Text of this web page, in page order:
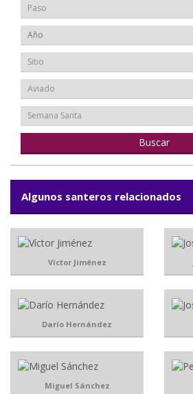
Paso
Sitio
Aviado
Semana Santa
Algunos santeros relacionados
Víctor Jiménez
Darío Hernández
Miguel Sánchez